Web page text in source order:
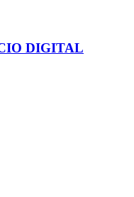
DIGITAL